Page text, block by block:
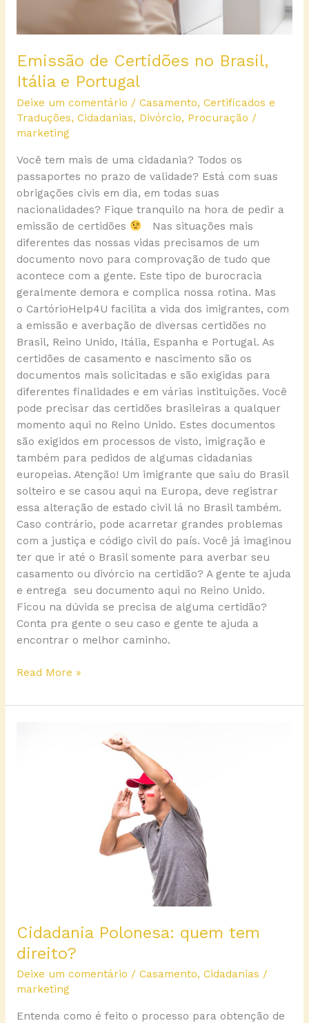
Emissão de Certidões no Brasil,
Itália e Portugal
Deixe um comentário / Casamento, Certificados e
Traduções, Cidadanias, Divórcio, Procuração /
marketing
Você tem mais de uma cidadania? Todos os
passaportes no prazo de validade? Está com suas
obrigações civis em dia, em todas suas
nacionalidades? Fique tranquilo na hora de pedir a
emissão de certidões
Nas situações mais
diferentes das nossas vidas precisamos de um
documento novo para comprovação de tudo que
acontece com a gente. Este tipo de burocracia
geralmente demora e complica nossa rotina. Mas
o CartórioHelp4U facilita a vida dos imigrantes, com
a emissão e averbação de diversas certidões no
Brasil, Reino Unido, Itália, Espanha e Portugal. As
certidões de casamento e nascimento são os
documentos mais solicitadas e são exigidas para
diferentes finalidades e em várias instituições. Você
pode precisar das certidões brasileiras a qualquer
momento aqui no Reino Unido. Estes documentos
são exigidos em processos de visto, imigração e
também para pedidos de algumas cidadanias
europeias. Atenção! Um imigrante que saiu do Brasil
solteiro e se casou aqui na Europa, deve registrar
essa alteração de estado civil lá no Brasil também.
Caso contrário, pode acarretar grandes problemas
com a justiça e código civil do país. Você já imaginou
ter que ir até o Brasil somente para averbar seu
casamento ou divórcio na certidão? A gente te ajuda
e entrega seu documento aqui no Reino Unido.
Ficou na dúvida se precisa de alguma certidão?
Conta pra gente o seu caso e gente te ajuda a
encontrar o melhor caminho.
Read More »
Cidadania Polonesa: quem tem
direito?
Deixe um comentário / Casamento, Cidadanias /
marketing
Entenda como é feito o processo para obtenção de